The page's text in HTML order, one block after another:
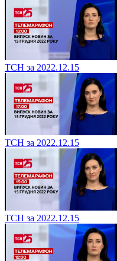
ТСН за 2022.12.15
ТСН за 2022.12.15
ТСН за 2022.12.15